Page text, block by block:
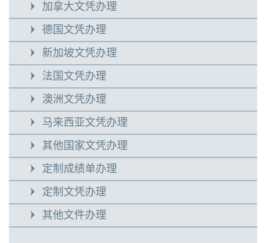
加拿大文凭办理
德国文凭办理
新加坡文凭办理
法国文凭办理
澳洲文凭办理
马来西亚文凭办理
其他国家文凭办理
定制成绩单办理
定制文凭办理
其他文件办理